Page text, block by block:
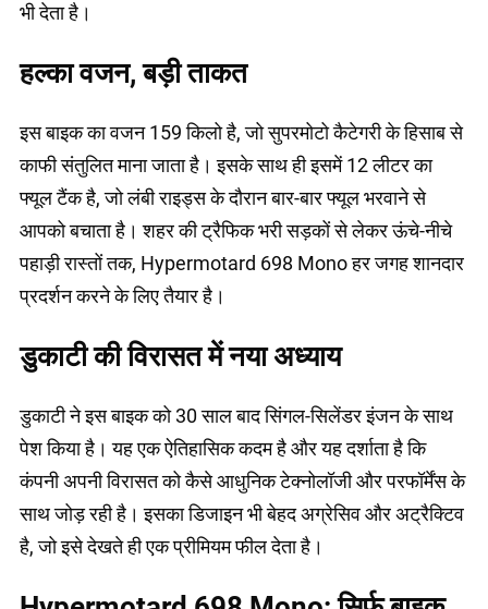
भी देता है।
हल्का वजन, बड़ी ताकत
इस बाइक का वजन 159 किलो है, जो सुपरमोटो कैटेगरी के हिसाब से
काफी संतुलित माना जाता है। इसके साथ ही इसमें 12 लीटर का
फ्यूल टैंक है, जो लंबी राइड्स के दौरान बार-बार फ्यूल भरवाने से
आपको बचाता है। शहर की ट्रैफिक भरी सड़कों से लेकर ऊंचे-नीचे
पहाड़ी रास्तों तक, Hypermotard 698 Mono हर जगह शानदार
प्रदर्शन करने के लिए तैयार है।
डुकाटी की विरासत में नया अध्याय
डुकाटी ने इस बाइक को 30 साल बाद सिंगल-सिलेंडर इंजन के साथ
पेश किया है। यह एक ऐतिहासिक कदम है और यह दर्शाता है कि
कंपनी अपनी विरासत को कैसे आधुनिक टेक्नोलॉजी और परफॉर्मेंस के
साथ जोड़ रही है। इसका डिजाइन भी बेहद अग्रेसिव और अट्रैक्टिव
है, जो इसे देखते ही एक प्रीमियम फील देता है।